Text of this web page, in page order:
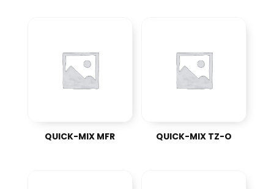
QUICK-MIX MFR QUICK-MIX TZ-O